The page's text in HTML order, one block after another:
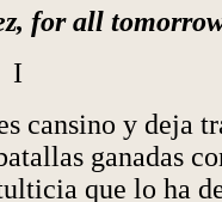
for all
I
cansino y deja
ganadas
que lo ha